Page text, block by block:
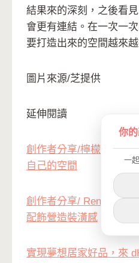
結果來的深刻，之後看
會更有連結。在一次一
要打造出來的空間越來
圖片來源/芝提供
延伸閱讀
創作者分享/檸檬媽咪首
自己的空間
創作者分享/ Renne媽咪
配飾營造裝潢感
實現夢想居家好品，來
你
一